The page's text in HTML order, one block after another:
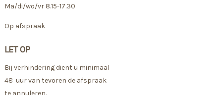
Ma/di/wo/vr 8.15-17.30
Op afspraak
LET OP
Bij verhindering dient u minimaal
48 uur van tevoren de afspraak